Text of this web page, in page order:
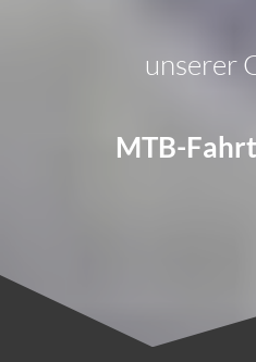
unserer
MTB-